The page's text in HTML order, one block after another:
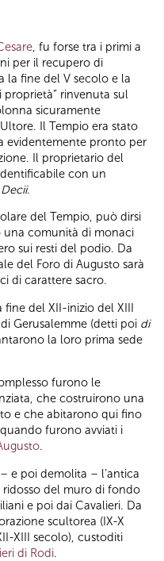
, fu forse tra i primi a
per il recupero di
la fine del V secolo e la
proprietà” rinvenuta sul
sicuramente
Il Tempio era stato
evidentemente pronto per
Il proprietario del
con un
Decii.
del Tempio, può dirsi
comunità di monaci
sui resti del podio. Da
del Foro di Augusto sarà
di carattere sacro.
fine del XII-inizio del XIII
Gerusalemme (detti poi di
la loro prima sede
furono le
che costruirono una
e che abitarono qui fino
furono avviati i
.
e poi demolita – l’antica
ridosso del muro di fondo
e poi dai Cavalieri. Da
scultorea (IX-X
XIII secolo), custoditi
di Rodi.